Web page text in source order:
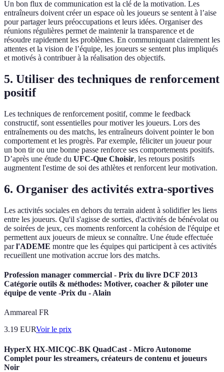
Un bon flux de communication est la clé de la motivation. Les
entraîneurs doivent créer un espace où les joueurs se sentent à l’aise
pour partager leurs préoccupations et leurs idées. Organiser des
réunions régulières permet de maintenir la transparence et de
résoudre rapidement les problèmes. En communiquant clairement les
attentes et la vision de l’équipe, les joueurs se sentent plus impliqués
et motivés à contribuer à la réalisation des objectifs.
5. Utiliser des techniques de renforcement
positif
Les techniques de renforcement positif, comme le feedback
constructif, sont essentielles pour motiver les joueurs. Lors des
entraînements ou des matchs, les entraîneurs doivent pointer le bon
comportement et les progrès. Par exemple, féliciter un joueur pour
un bon tir ou une bonne passe renforce ses comportements positifs.
D’après une étude du UFC-Que Choisir, les retours positifs
augmentent l'estime de soi des athlètes et renforcent leur motivation.
6. Organiser des activités extra-sportives
Les activités sociales en dehors du terrain aident à solidifier les liens
entre les joueurs. Qu'il s'agisse de sorties, d'activités de bénévolat ou
de soirées de jeux, ces moments renforcent la cohésion de l'équipe et
permettent aux joueurs de mieux se connaître. Une étude effectuée
parl'ADEME montre que les équipes qui participent à ces activités
recueillent une motivation accrue lors des matchs.
Profession manager commercial - Prix du livre DCF 2013
Catégorie outils & méthodes: Motiver, coacher & piloter une
équipe de vente -Prix du - Alain
Ammareal FR
3.19 EURVoir le prix
HyperX HX-MICQC-BK QuadCast - Micro Autonome
Complet pour les streamers, créateurs de contenu et joueurs
Noir